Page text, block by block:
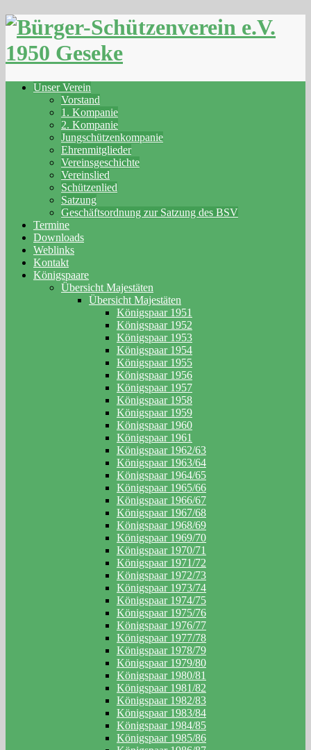
Skip
content
Unser Verein
Vorstand
1. Kompanie
2. Kompanie
Jungschützenkompanie
Ehrenmitglieder
Vereinsgeschichte
Vereinslied
Schützenlied
Satzung
Geschäftsordnung zur Satzung des BSV
Termine
Downloads
Weblinks
Kontakt
Königspaare
Übersicht Majestäten
Übersicht Majestäten
Königspaar 1951
Königspaar 1952
Königspaar 1953
Königspaar 1954
Königspaar 1955
Königspaar 1956
Königspaar 1957
Königspaar 1958
Königspaar 1959
Königspaar 1960
Königspaar 1961
Königspaar 1962/63
Königspaar 1963/64
Königspaar 1964/65
Königspaar 1965/66
Königspaar 1966/67
Königspaar 1967/68
Königspaar 1968/69
Königspaar 1969/70
Königspaar 1970/71
Königspaar 1971/72
Königspaar 1972/73
Königspaar 1973/74
Königspaar 1974/75
Königspaar 1975/76
Königspaar 1976/77
Königspaar 1977/78
Königspaar 1978/79
Königspaar 1979/80
Königspaar 1980/81
Königspaar 1981/82
Königspaar 1982/83
Königspaar 1983/84
Königspaar 1984/85
Königspaar 1985/86